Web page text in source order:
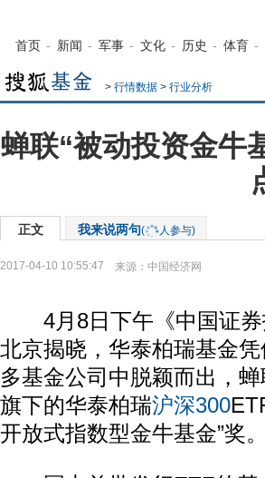
首页 - 新闻 - 军事 - 文化 - 历史 - 体育 -
> 行情数据 > 行业分析
蝉联“被动投资金牛
正文 我来说两句( 人参与)
2017-04-10 10:55:47 来源： 中国经济网
4月8日下午《中国证券
北京揭晓，华泰柏瑞基金
多基金公司中脱颖而出，
旗下的华泰柏瑞沪深300
开放式指数型金牛基金”奖。